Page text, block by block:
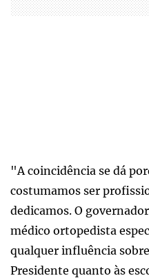
"A coincidência se dá
costumamos ser
dedicamos. O
médico ortopedista
qualquer influência
Presidente quanto às